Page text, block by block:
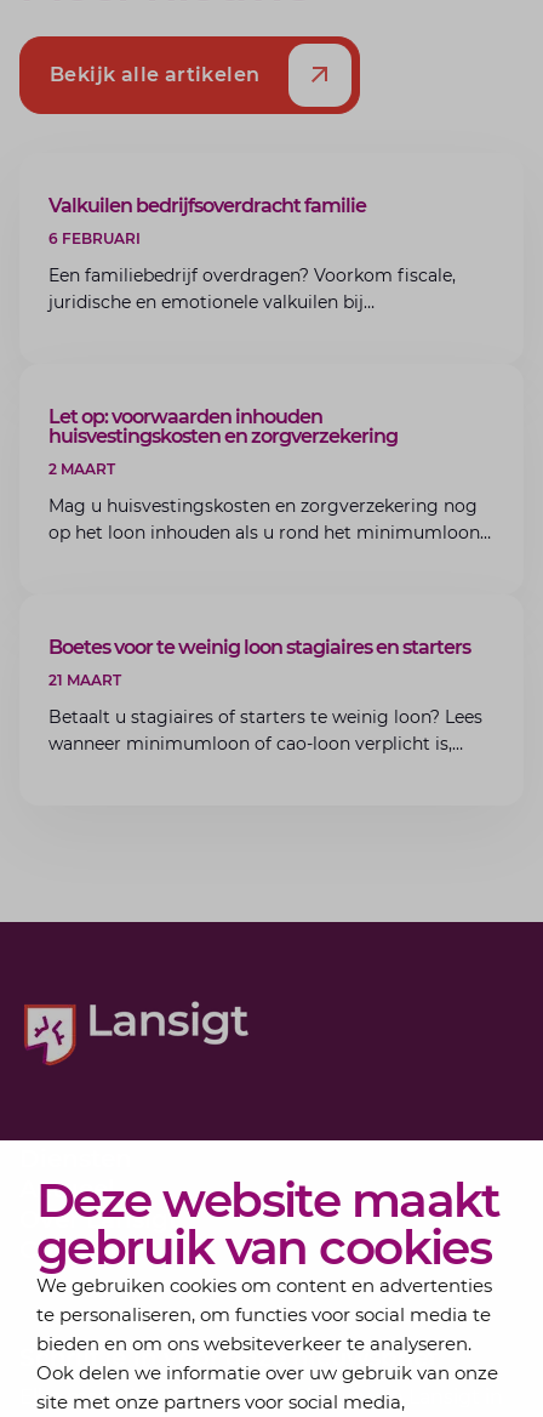
Deze website maakt
gebruik van cookies
We gebruiken cookies om content en advertenties
te personaliseren, om functies voor social media te
bieden en om ons websiteverkeer te analyseren.
Ook delen we informatie over uw gebruik van onze
site met onze partners voor social media,
Bekijk alle artikelen
ARTIKEL
Valkuilen bedrijfsoverdracht familie
6 FEBRUARI
Een familiebedrijf overdragen? Voorkom fiscale,
juridische en emotionele valkuilen bij
ARTIKEL
Let op: voorwaarden inhouden
huisvestingskosten en zorgverzekering
2 MAART
Mag u huisvestingskosten en zorgverzekering nog
op het loon inhouden als u rond het minimumloon
ARTIKEL
Boetes voor te weinig loon stagiaires en starters
21 MAART
Betaalt u stagiaires of starters te weinig loon? Lees
wanneer minimumloon of cao-loon verplicht is,
Actueel
Over Lansigt
Contact
Schrijf je in voor onze nieuwsbrief
Elke maand bundelen de adviseurs van Lansigt in